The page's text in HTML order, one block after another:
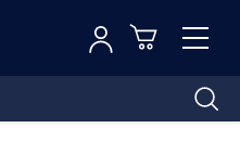
Toggle
Logg inn